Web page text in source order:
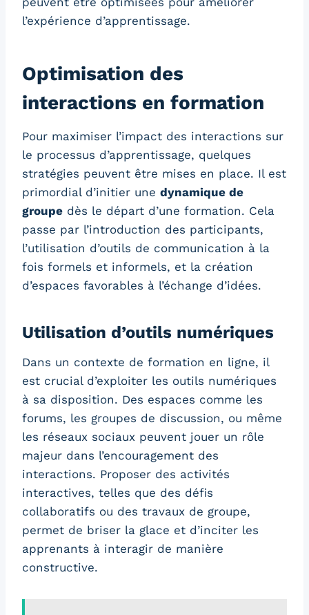
l’expérience d’apprentissage.
Optimisation des
interactions en formation
Pour maximiser l’impact des interactions sur
le processus d’apprentissage, quelques
stratégies peuvent être mises en place. Il est
primordial d’initier une dynamique de
groupe dès le départ d’une formation. Cela
passe par l’introduction des participants,
l’utilisation d’outils de communication à la
fois formels et informels, et la création
d’espaces favorables à l’échange d’idées.
Utilisation d’outils numériques
Dans un contexte de formation en ligne, il
est crucial d’exploiter les outils numériques
à sa disposition. Des espaces comme les
forums, les groupes de discussion, ou même
les réseaux sociaux peuvent jouer un rôle
majeur dans l’encouragement des
interactions. Proposer des activités
interactives, telles que des défis
collaboratifs ou des travaux de groupe,
permet de briser la glace et d’inciter les
apprenants à interagir de manière
constructive.